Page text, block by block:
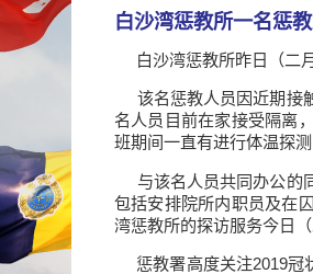
白沙湾惩教所一名惩
白沙湾惩教所昨日（二月
该名惩教人员因近期接
名人员目前在家接受隔离
班期间一直有进行体温探
与该名人员共同办公的
包括安排院所内职员及在
湾惩教所的探访服务今日
惩教署高度关注2019冠